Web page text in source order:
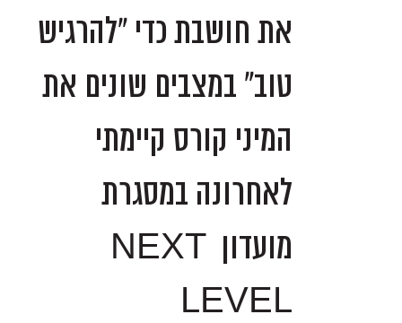
את חושבת כדי "להרגיש
טוב" במצבים שונים את
המיני קורס קיימתי
לאחרונה במסגרת
מועדון NEXT
LEVEL